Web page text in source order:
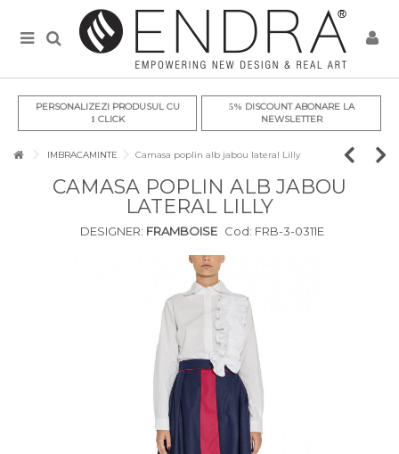
PERSONALIZEZI PRODUSUL CU
1CLICK
5% DISCOUNT ABONARE LA
NEWSLETTER
IMBRACAMINTE Camasa poplin alb jabou lateral Lilly
CAMASA POPLIN ALB JABOU
LATERAL LILLY
DESIGNER: FRAMBOISE Cod: FRB-3-0311E